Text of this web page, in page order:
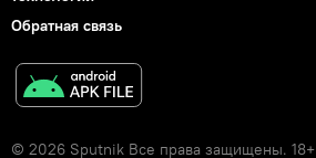
Обратная связь
© 2026 Sputnik Все права защищены. 18+